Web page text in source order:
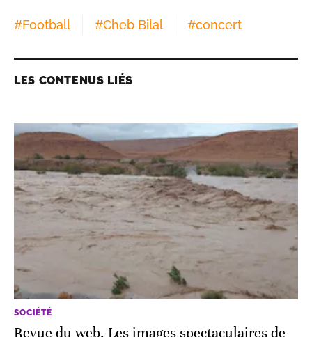
#Football #Cheb Bilal #concert
LES CONTENUS LIÉS
SOCIÉTÉ
Revue du web. Les images spectaculaires de